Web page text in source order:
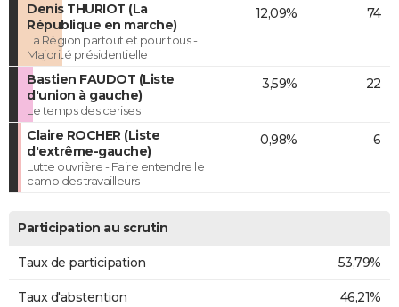
Denis THURIOT (La
République en marche)
La Région partout et pour tous -
Majorité présidentielle
12,09% 74
Bastien FAUDOT (Liste
d'union à gauche)
Le temps des cerises
3,59% 22
Claire ROCHER (Liste
d'extrême-gauche)
Lutte ouvrière - Faire entendre le
camp des travailleurs
0,98% 6
Participation au scrutin
Taux de participation 53,79%
Taux d'abstention 46,21%